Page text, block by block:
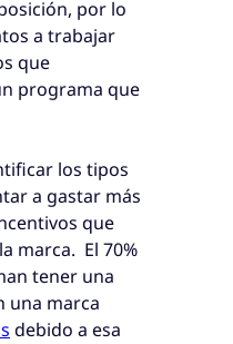
por lo
a trabajar
que
programa que
los tipos
a gastar más
que
marca. El 70%
tener una
una marca
debido a esa